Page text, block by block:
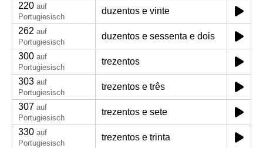
220 auf
Portugiesisch
duzentos e vinte
262 auf
Portugiesisch
duzentos e sessenta e dois
300 auf
Portugiesisch
trezentos
303 auf
Portugiesisch
trezentos e três
307 auf
Portugiesisch
trezentos e sete
330 auf
Portugiesisch
trezentos e trinta